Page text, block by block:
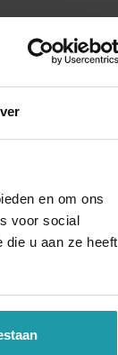
en om ons
voor social
die u aan ze heeft